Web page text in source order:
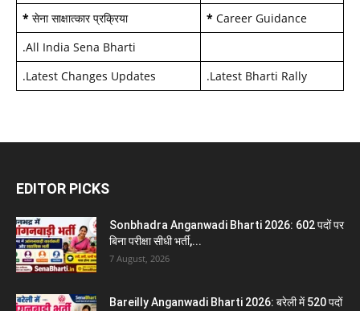
* सेना साक्षात्कार प्रक्रिया * Career Guidance
.All India Sena Bharti
.Latest Changes Updates .Latest Bharti Rally
EDITOR PICKS
Sonbhadra Anganwadi Bharti 2026: 602 पदों पर
बिना परीक्षा सीधी भर्ती,...
7 August, 2026
Bareilly Anganwadi Bharti 2026: बरेली में 520 पदों